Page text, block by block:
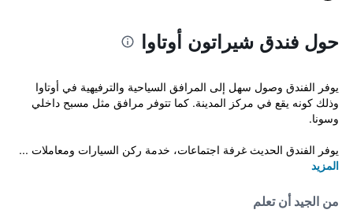
حول فندق شيراتون أوتاوا
يوفر الفندق وصول سهل إلى المرافق السياحية والترفيهية في أوتاوا
وذلك كونه يقع في مركز المدينة. كما تتوفر مرافق مثل مسبح داخلي
وسونا.
يوفر الفندق الحديث غرفة اجتماعات، خدمة ركن السيارات ومعاملات ...
المزيد
من الجيد أن تعلم